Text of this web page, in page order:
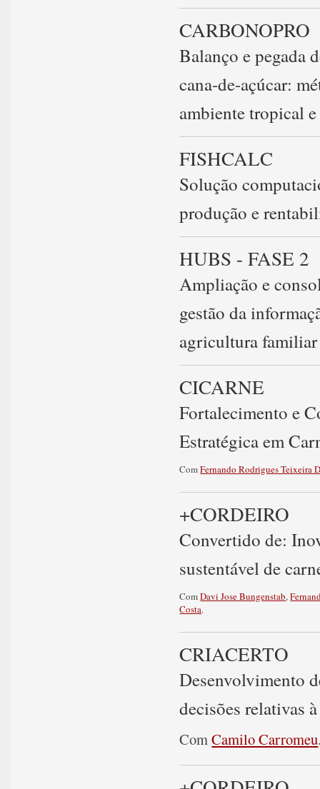
CARBONOPRO
Balanço e pegada
cana-de-açúcar:
ambiente tropical
FISHCALC
Solução
produção e
HUBS - FASE 2
Ampliação e
gestão da
agricultura familiar
CICARNE
Fortalecimento e
Estratégica em
ComFernando Rodrigues Teixeira
+CORDEIRO
Convertido de:
sustentável de
ComDavi Jose Bungenstab,
Costa.
CRIACERTO
Desenvolvimento
decisões relativas
ComCamilo Carromeu